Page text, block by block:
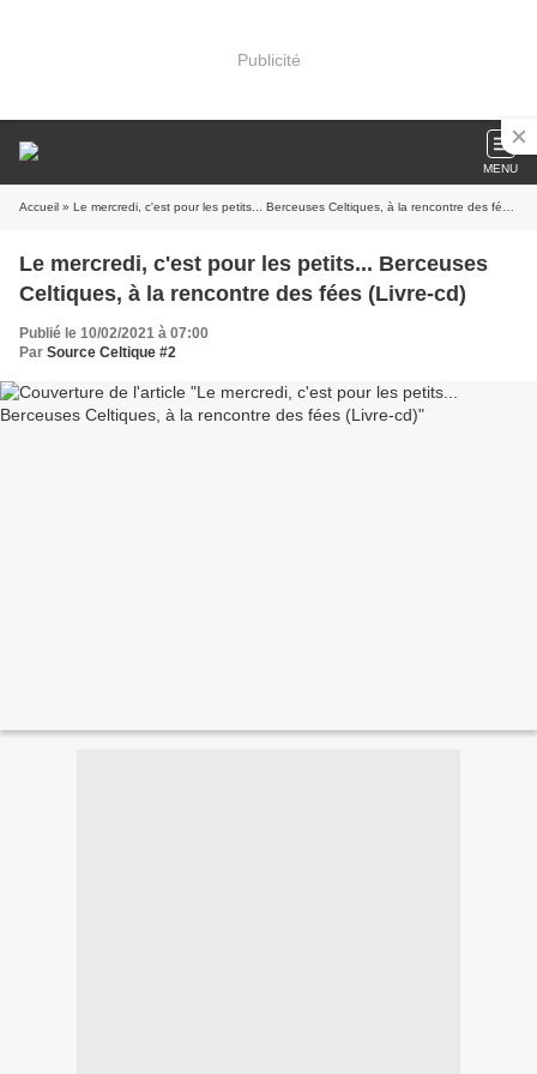
Publicité
MENU
Accueil » Le mercredi, c'est pour les petits... Berceuses Celtiques, à la rencontre des fées (Livre-cd)
Le mercredi, c'est pour les petits... Berceuses
Celtiques, à la rencontre des fées (Livre-cd)
Publié le 10/02/2021 à 07:00
Par Source Celtique #2